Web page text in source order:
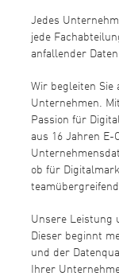
Jedes
jede
anfallender
Wir begleiten Sie
Unternehmen.
Passion für
aus 16 Jahren E-
ob für
Unsere Leistung
Dieser beginnt
und der
Ihrer